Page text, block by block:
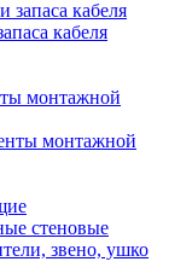
кабеля
монтажной
монтажной
стеновые
звено, ушко